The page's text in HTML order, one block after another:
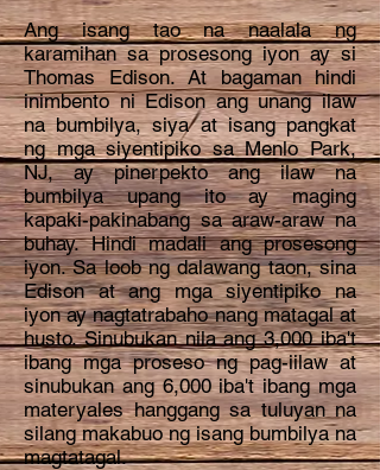
Ang isang tao na naalala ng
karamihan sa prosesong iyon ay si
Thomas Edison. At bagaman hindi
inimbento ni Edison ang unang ilaw
na bumbilya, siya at isang pangkat
ng mga siyentipiko sa Menlo Park,
NJ, ay pinerpekto ang ilaw na
bumbilya upang ito ay maging
kapaki-pakinabang sa araw-araw na
buhay. Hindi madali ang prosesong
iyon. Sa loob ng dalawang taon, sina
Edison at ang mga siyentipiko na
iyon ay nagtatrabaho nang matagal at
husto. Sinubukan nila ang 3,000 iba't
ibang mga proseso ng pag-iilaw at
sinubukan ang 6,000 iba't ibang mga
materyales hanggang sa tuluyan na
silang makabuo ng isang bumbilya na
magtatagal.